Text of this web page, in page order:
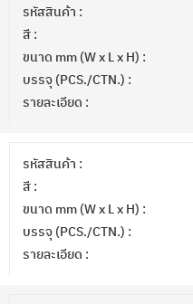
รหัสสินค้า :
สี :
ขนาด mm (W x L x H) :
บรรจุ (PCS./CTN.) :
รายละเอียด :
รหัสสินค้า :
สี :
ขนาด mm (W x L x H) :
บรรจุ (PCS./CTN.) :
รายละเอียด :